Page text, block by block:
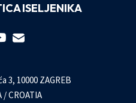
ISELJENIKA
3, 10000 ZAGREB
/ CROATIA